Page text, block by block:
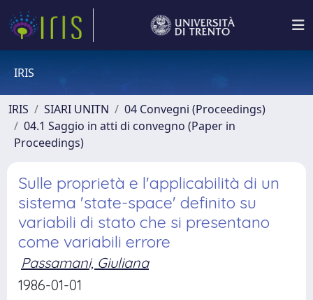
IRIS
IRIS SIARI UNITN
04 Convegni (Proceedings)
04.1 Saggio in atti di convegno (Paper in
Proceedings)
Sulle proprietà e l'applicabilità di un
sistema 'state-space' definito su
variabili di stato che si presentano
come variabili errore
Passamani, Giuliana
1986-01-01